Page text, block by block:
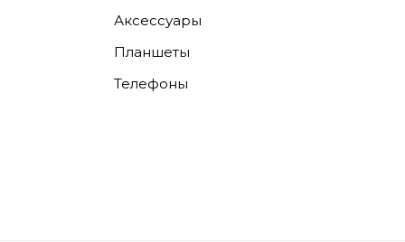
Аксессуары
Планшеты
Телефоны